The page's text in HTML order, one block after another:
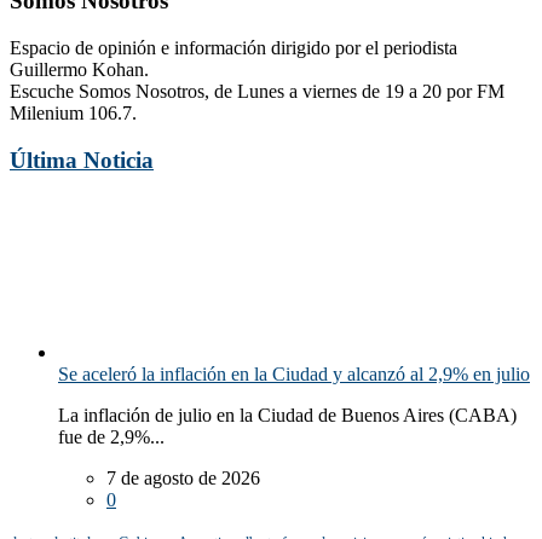
Espacio de opinión e información dirigido por el periodista
Guillermo Kohan.
Escuche Somos Nosotros, de Lunes a viernes de 19 a 20 por FM
Milenium 106.7.
Última Noticia
Se aceleró la inflación en la Ciudad y alcanzó al 2,9% en julio
La inflación de julio en la Ciudad de Buenos Aires (CABA)
fue de 2,9%...
7 de agosto de 2026
0